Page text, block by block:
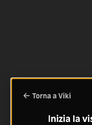
Torna a Viki
Inizia la